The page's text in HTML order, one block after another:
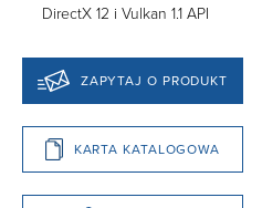
DirectX 12 i Vulkan 1.1 API
ZAPYTAJ O PRODUKT
KARTA KATALOGOWA